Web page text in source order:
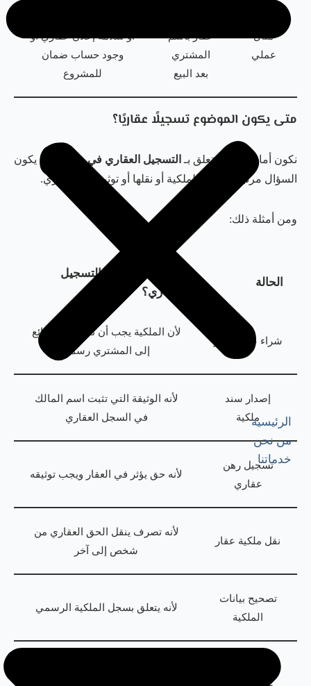
الرئيسية
من نحن
خدماتنا
مثال
عملي
عقار باسم
المشتري
بعد البيع
أو سلامة إعلان عقاري أو
وجود حساب ضمان
للمشروع
متى يكون الموضوع تسجيلًا عقاريًا؟
نكون أمام مسألة تتعلق بـ التسجيل العقاري في دبي
عندما يكون
السؤال مرتبطًا بإثبات الملكية أو نقلها أو توثيق حق عقاري.
ومن أمثلة ذلك:
الحالة
لماذا تدخل ضمن التسجيل
العقاري؟
شراء عقار جاهز
لأن الملكية يجب أن تنتقل من البائع
إلى المشتري رسميًا
إصدار سند
ملكية
لأنه الوثيقة التي تثبت اسم المالك
في السجل العقاري
تسجيل رهن
عقاري
لأنه حق يؤثر في العقار ويجب توثيقه
نقل ملكية عقار
لأنه تصرف ينقل الحق العقاري من
شخص إلى آخر
تصحيح بيانات
الملكية
لأنه يتعلق بسجل الملكية الرسمي
عقاري جديد